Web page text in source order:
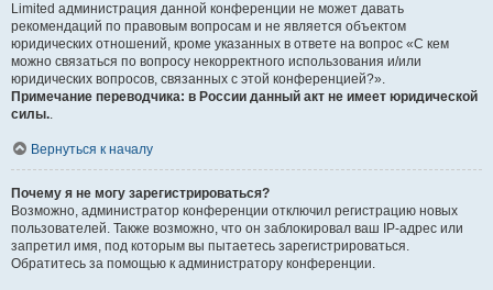
Limited администрация данной конференции не может давать
рекомендаций по правовым вопросам и не является объектом
юридических отношений, кроме указанных в ответе на вопрос «С кем
можно связаться по вопросу некорректного использования и/или
юридических вопросов, связанных с этой конференцией?».
Примечание переводчика: в России данный акт не имеет юридической
силы..
Вернуться к началу
Почему я не могу зарегистрироваться?
Возможно, администратор конференции отключил регистрацию новых
пользователей. Также возможно, что он заблокировал ваш IP-адрес или
запретил имя, под которым вы пытаетесь зарегистрироваться.
Обратитесь за помощью к администратору конференции.